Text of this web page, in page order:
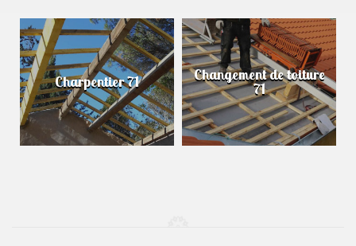
Charpentier 71 Changement de toiture
71